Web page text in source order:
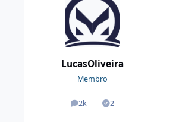
LucasOliveira
Membro
2k
posts 2
Soluções